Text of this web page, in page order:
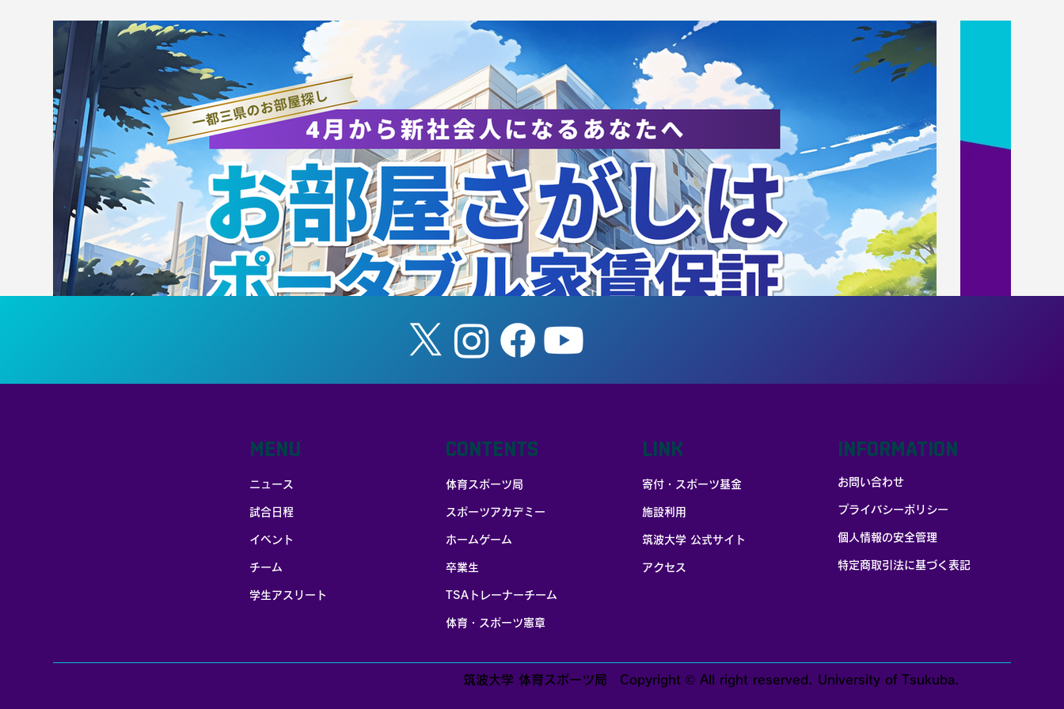
高校生練習会班分けのお知ら
せ
国際交流試合のお知らせ
台湾国際交流を実施しました
お部屋探しはポータブル家賃保証
ニュース
試合日程
イベント
チーム
学生アスリート
MENU
体育スポーツ局
スポーツアカデミー
ホームゲーム
卒業生
TSAトレーナーチーム
体育・スポーツ憲章
CONTENTS
寄付・スポーツ基金
施設利用
筑波大学 公式サイト
アクセス
LINK INFORMATION
お問い合わせ
プライバシーポリシー
個人情報の安全管理
​特定商取引法に基づく表記
筑波大学 体育スポーツ局 Copyright © All right reserved. University of Tsukuba.